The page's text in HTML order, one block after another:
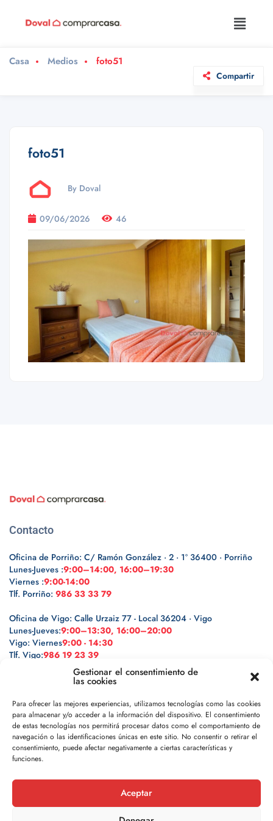
Gestionar el consentimiento de
las cookies
Para ofrecer las mejores experiencias, utilizamos tecnologías como las cookies
para almacenar y/o acceder a la información del dispositivo. El consentimiento
de estas tecnologías nos permitirá procesar datos como el comportamiento de
navegación o las identificaciones únicas en este sitio. No consentir o retirar el
consentimiento, puede afectar negativamente a ciertas características y
funciones.
Aceptar
Casa Medios foto51
Compartir
foto51
By Doval
09/06/2026 46
Contacto
Oficina de Porriño: C/ Ramón González · 2 · 1º 36400 · Porriño
Lunes-Jueves :9:00–14:00, 16:00–19:30
Viernes :9:00-14:00
Tlf. Porriño: 986 33 33 79
Oficina de Vigo: Calle Urzaiz 77 - Local 36204 · Vigo
Lunes-Jueves:9:00–13:30, 16:00–20:00
Vigo: Viernes9:00 - 14:30
Tlf. Vigo:986 19 23 39
Legal
Política de privacidad